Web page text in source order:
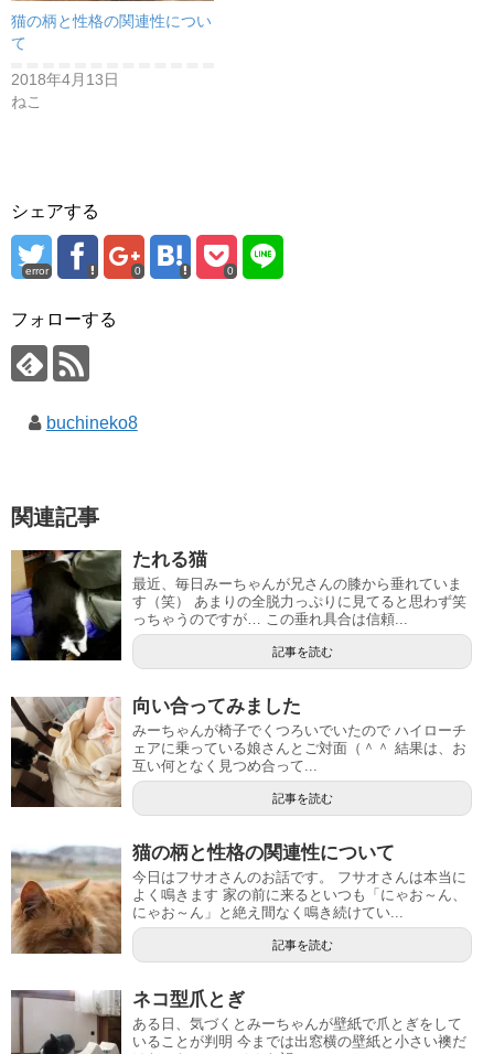
猫の柄と性格の関連性につい
て
2018年4月13日
ねこ
シェアする
error 0 0
フォローする
buchineko8
関連記事
たれる猫
最近、毎日みーちゃんが兄さんの膝から垂れていま
す（笑） あまりの全脱力っぷりに見てると思わず笑
っちゃうのですが… この垂れ具合は信頼...
記事を読む
向い合ってみました
みーちゃんが椅子でくつろいでいたので ハイローチ
ェアに乗っている娘さんとご対面（＾＾ 結果は、お
互い何となく見つめ合って...
記事を読む
猫の柄と性格の関連性について
今日はフサオさんのお話です。 フサオさんは本当に
よく鳴きます 家の前に来るといつも「にゃお～ん、
にゃお～ん」と絶え間なく鳴き続けてい...
記事を読む
ネコ型爪とぎ
ある日、気づくとみーちゃんが壁紙で爪とぎをして
いることが判明 今までは出窓横の壁紙と小さい襖だ